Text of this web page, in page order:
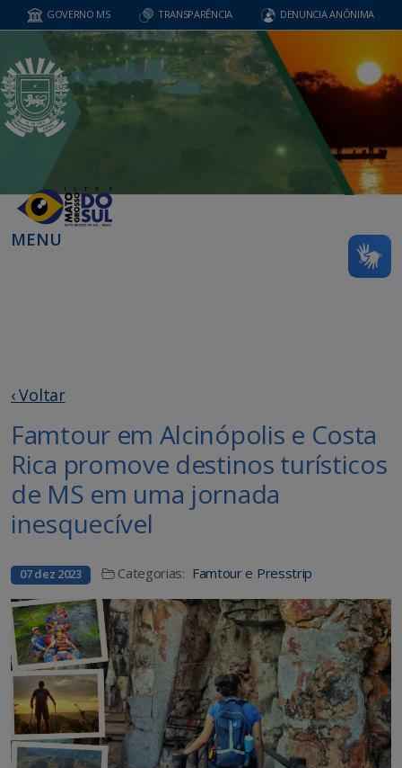
GOVERNO MS TRANSPARÊNCIA DENUNCIA ANÔNIMA
MENU
‹ Voltar
Famtour em Alcinópolis e Costa
Rica promove destinos turísticos
de MS em uma jornada
inesquecível
07 dez 2023 Categorias: Famtour e Presstrip